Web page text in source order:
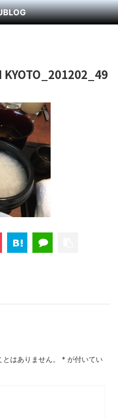
KYOTO_201202_49
はありません。 * が付いてい